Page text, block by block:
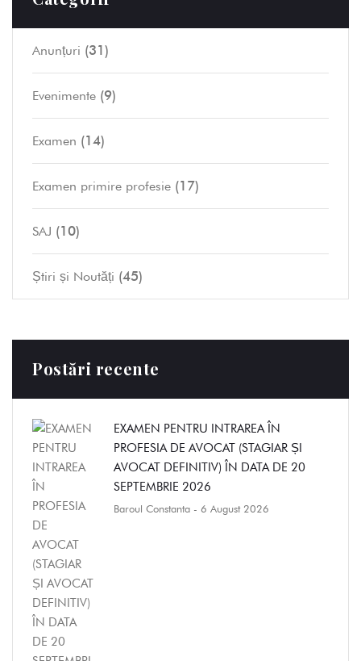
Anunțuri (31)
Evenimente (9)
Examen (14)
Examen primire profesie (17)
SAJ (10)
Știri și Noutăți (45)
Postări recente
EXAMEN PENTRU INTRAREA ÎN
PROFESIA DE AVOCAT (STAGIAR ȘI
AVOCAT DEFINITIV) ÎN DATA DE 20
SEPTEMBRIE 2026
Baroul Constanta - 6 August 2026